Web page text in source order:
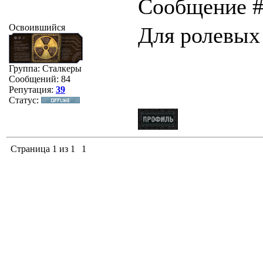
href="/load/
shape="rect"
href="/stuff/
Сообщение
Освоившийся
Группа: Сталкеры
Сообщений: 84
Репутация: 39
Статус:
Для
Страница 1 из 1 1